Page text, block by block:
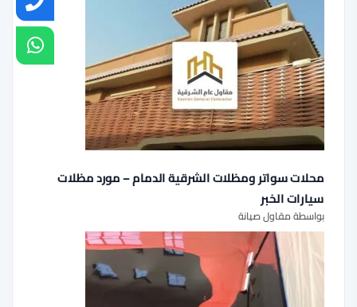
محلات سواتر ومظلات الشرقية الدمام – مورد مظلات
سيارات الخبر
بواسطة مقاول صيانة